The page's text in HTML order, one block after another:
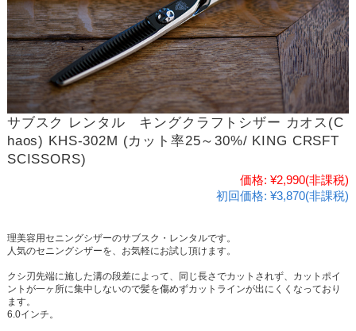
サブスク レンタル キングクラフトシザー カオス(C
haos) KHS-302M (カット率25～30%/ KING CRSFT
SCISSORS)
価格: ¥2,990(非課税)
初回価格: ¥3,870(非課税)
理美容用セニングシザーのサブスク・レンタルです。
人気のセニングシザーを、お気軽にお試し頂けます。
クシ刃先端に施した溝の段差によって、同じ長さでカットされず、カットポイ
ントが一ヶ所に集中しないので髪を傷めずカットラインが出にくくなっており
ます。
6.0インチ。